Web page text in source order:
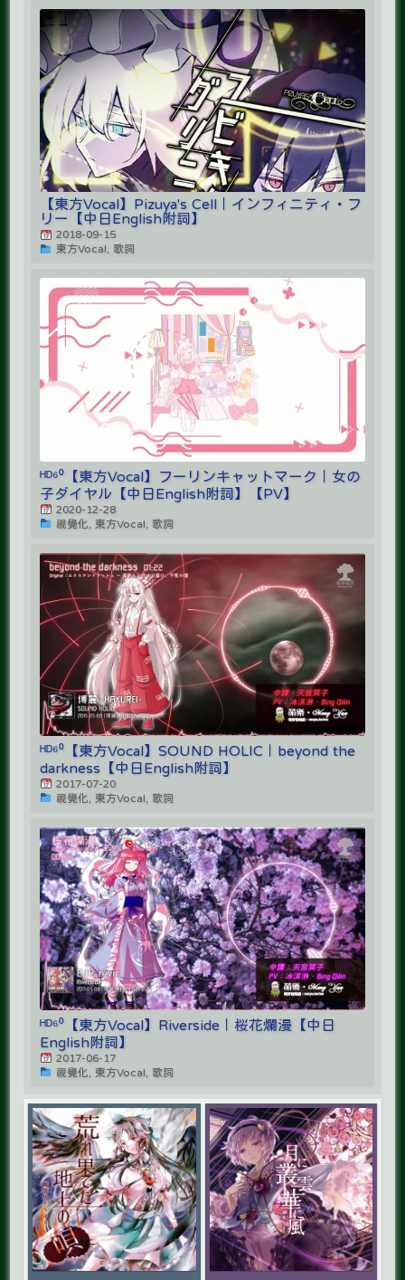
【東方Vocal】Pizuya's Cell｜インフィニティ・フ
リー【中日English附詞】
2018-09-15
東方Vocal, 歌詞
ᴴᴰ⁶⁰【東方Vocal】フーリンキャットマーク｜女の
子ダイヤル【中日English附詞】【PV】
2020-12-28
視覺化, 東方Vocal, 歌詞
ᴴᴰ⁶⁰【東方Vocal】SOUND HOLIC｜beyond the
darkness【中日English附詞】
2017-07-20
視覺化, 東方Vocal, 歌詞
ᴴᴰ⁶⁰【東方Vocal】Riverside｜桜花爛漫【中日
English附詞】
2017-06-17
視覺化, 東方Vocal, 歌詞